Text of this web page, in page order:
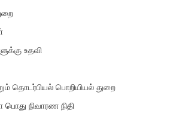
உதவி
தொடர்பியல் பொறியியல் துறை
நிவாரண நிதி